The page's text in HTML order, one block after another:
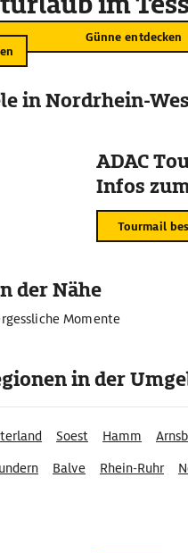
Günne entdecken
in Nordrhein-
ADAC
Infos
Tourmail
der Nähe
Momente
in der
Soest Hamm
Balve Rhein-Ruhr